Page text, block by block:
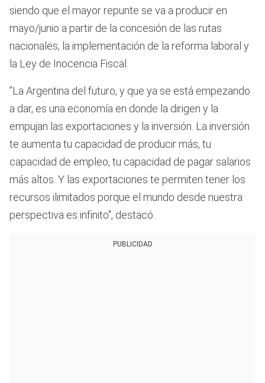
siendo que el mayor repunte se va a producir en
mayo/junio a partir de la concesión de las rutas
nacionales, la implementación de la reforma laboral y
la Ley de Inocencia Fiscal.
”La Argentina del futuro, y que ya se está empezando
a dar, es una economía en donde la dirigen y la
empujan las exportaciones y la inversión. La inversión
te aumenta tu capacidad de producir más, tu
capacidad de empleo, tu capacidad de pagar salarios
más altos. Y las exportaciones te permiten tener los
recursos ilimitados porque el mundo desde nuestra
perspectiva es infinito", destacó.
PUBLICIDAD